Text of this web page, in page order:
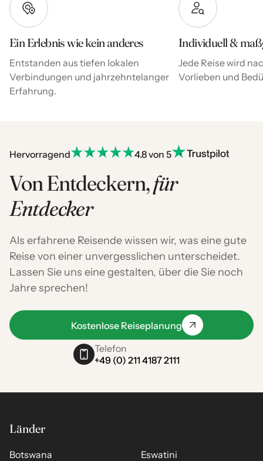
Ein Erlebnis wie kein anderes
Entstanden aus tiefen lokalen
Verbindungen und jahrzehntelanger
Erfahrung.
Individuell &
Jede Reise wird
Vorlieben und
Hervorragend 4.8 von 5
Von Entdeckern,für
Entdecker
Als erfahrene Reisende wissen wir, was eine gute
Reise von einer unvergesslichen unterscheidet.
Lassen Sie uns eine gestalten, über die Sie noch
Jahre sprechen!
Kostenlose Reiseplanung
Telefon
+49 (0) 211 4187 2111
Länder
Botswana
Eswatini